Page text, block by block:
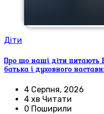
Діти
Про що наші діти питають
батька і духовного
4 Серпня, 2026
4 хв Читати
0 Поширили